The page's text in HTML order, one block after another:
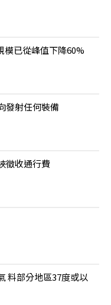
模已從峰值下降60%
發射任何裝備
徵收通行費
料部分地區37度或以